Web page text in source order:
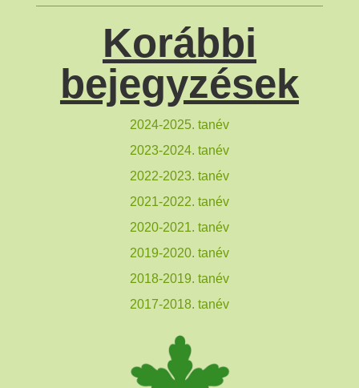
Korábbi
bejegyzések
2024-2025. tanév
2023-2024. tanév
2022-2023. tanév
2021-2022. tanév
2020-2021. tanév
2019-2020. tanév
2018-2019. tanév
2017-2018. tanév